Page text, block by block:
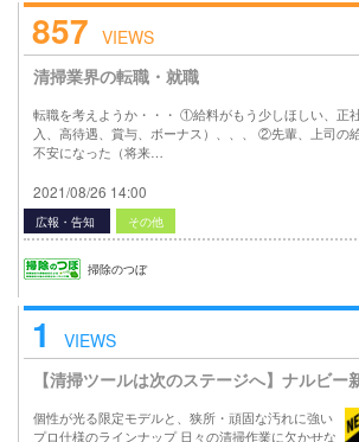
857 VIEWS
清掃業界の転職・就職
転職を考えようか・・・ ①給料がもう少しほしい、正
入、高待遇、賞与、ボーナス）、、、 ②先輩、上司の
不安になった（将来…
2021/08/26 14:00
広報・告知 その他
掃除のつぼ
1
VIEWS
【清掃ツールは次のステージへ】ナルビー
個性が光る限定モデルと、狭所・頑固な汚れに強い
プロ仕様のラインナップ 日々の清掃作業に欠かせな